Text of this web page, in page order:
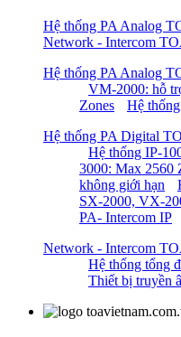
Hệ thống PA Analog
Network - Intercom
Hệ thống PA Analog
VM-2000: hỗ
Zones
Hệ
Hệ thống PA Digital
Hệ thống IP-
3000: Max 2560
không giới hạn
SX-2000, VX-
PA- Intercom IP
Network - Intercom
Hệ thống tổng
Thiết bị truyền